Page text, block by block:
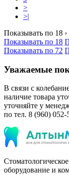
>
>|
Показывать по 18 ›
Показывать по 18
Показывать по 72
Уважаемые
В связи с
наличие товара
уточняйте у
по тел. 8 (960) 052-
оборудование и